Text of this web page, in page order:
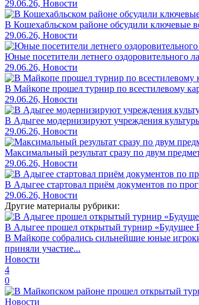
29.06.26, Новости
В Кошехабльском районе обсудили ключевые
29.06.26, Новости
Юные посетители летнего оздоровительного
29.06.26, Новости
В Майкопе прошел турнир по всестилевому
29.06.26, Новости
В Адыгее модернизируют учреждения
29.06.26, Новости
Максимальный результат сразу по двум
29.06.26, Новости
В Адыгее стартовал приём документов по
29.06.26, Новости
Другие материалы рубрики:
В Адыгее прошел открытый турнир «Будущее
В Майкопе собрались сильнейшие юные
приняли участие...
Новости
4
0
Новости